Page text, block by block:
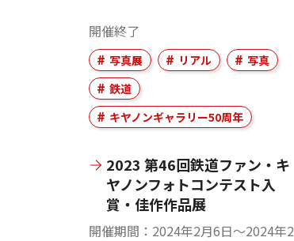
開催終了
写真展 リアル
写真
鉄道
キヤノンギャラリー50周年
2023 第46回鉄道ファン・キ
ヤノンフォトコンテスト入
賞・佳作作品展
開催期間
2024年2月6日〜2024年2